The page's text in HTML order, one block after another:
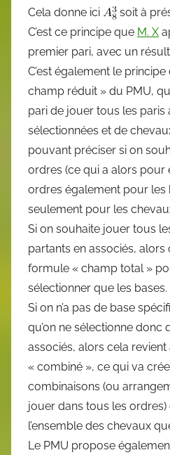
Cela donne ici
soit à
C’est ce principe que M. X
premier pari, avec un
C’est également le
champ réduit » du PMU,
pari de jouer tous les paris
sélectionnées et de
pouvant préciser si on
ordres (ce qui a alors pour
ordres également pour les
seulement pour les
Si on souhaite jouer tous
partants en associés,
formule « champ total »
sélectionner que les bases.
Si on n’a pas de base
qu’on ne sélectionne donc
associés, alors cela
« combiné », ce qui va
combinaisons (ou
jouer dans tous les
l’ensemble des chevaux
Le PMU propose